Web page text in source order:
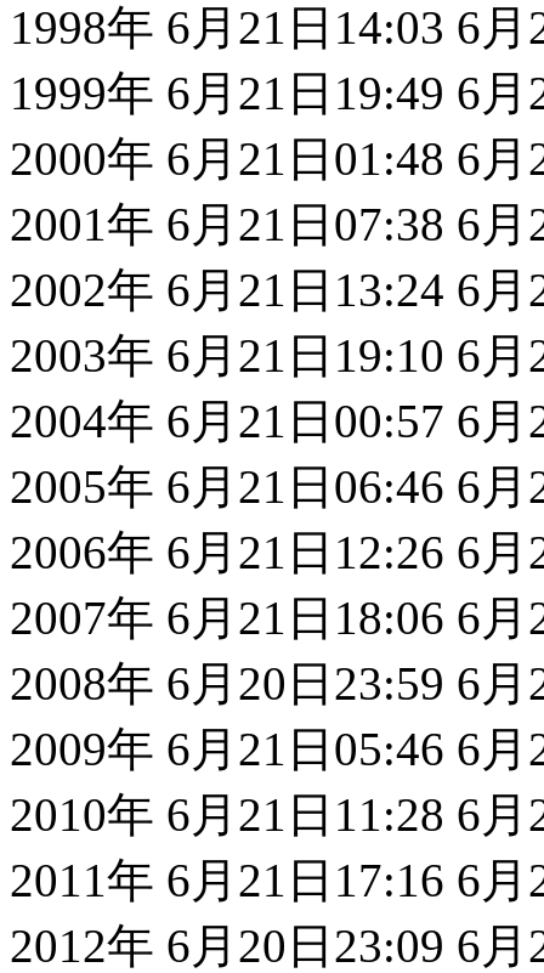
1998年 6月21日14:03 6
1999年 6月21日19:49 6
2000年 6月21日01:48 6
2001年 6月21日07:38 6
2002年 6月21日13:24 6
2003年 6月21日19:10 6
2004年 6月21日00:57 6
2005年 6月21日06:46 6
2006年 6月21日12:26 6
2007年 6月21日18:06 6
2008年 6月20日23:59 6
2009年 6月21日05:46 6
2010年 6月21日11:28 6
2011年 6月21日17:16 6
2012年 6月20日23:09 6